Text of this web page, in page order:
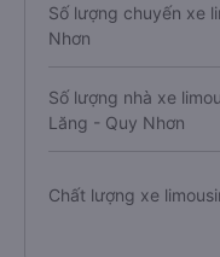
Số lượng chuyến xe
Nhơn
Số lượng nhà xe
Lăng - Quy Nhơn
Chất lượng xe